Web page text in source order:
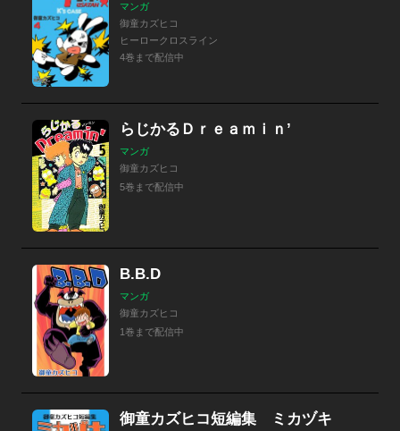
マンガ
御童カズヒコ
ヒーロークロスライン
4巻まで配信中
らじかるＤｒｅａｍｉｎ’
マンガ
御童カズヒコ
5巻まで配信中
B.B.D
マンガ
御童カズヒコ
1巻まで配信中
御童カズヒコ短編集 ミカヅキ